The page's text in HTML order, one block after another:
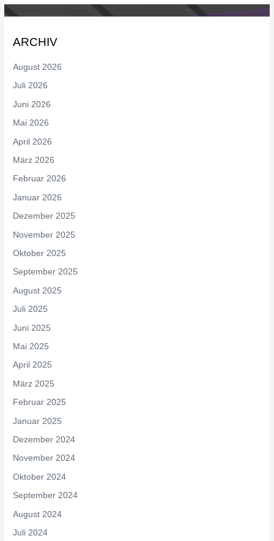
ARCHIV
August 2026
Juli 2026
Juni 2026
Mai 2026
April 2026
März 2026
Februar 2026
Januar 2026
Dezember 2025
November 2025
Oktober 2025
September 2025
August 2025
Juli 2025
Juni 2025
Mai 2025
April 2025
März 2025
Februar 2025
Januar 2025
Dezember 2024
November 2024
Oktober 2024
September 2024
August 2024
Juli 2024